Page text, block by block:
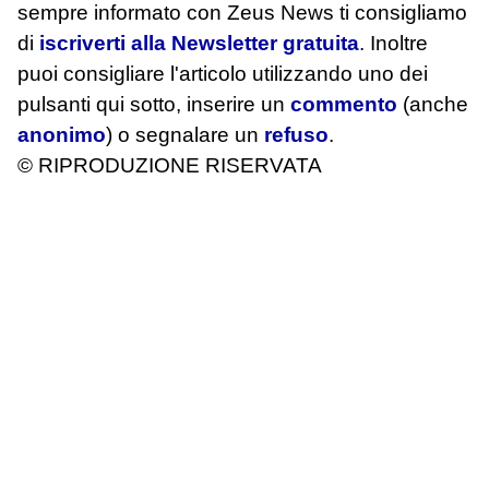
sempre informato con Zeus News ti consigliamo
di iscriverti alla Newsletter gratuita. Inoltre
puoi consigliare l'articolo utilizzando uno dei
pulsanti qui sotto, inserire un commento (anche
anonimo) o segnalare un refuso.
© RIPRODUZIONE RISERVATA